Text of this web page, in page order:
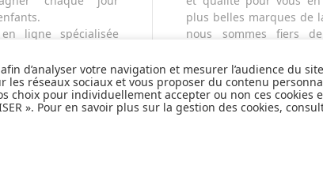
ligne spécialisée
références et une
marques.
l'arrivée d'un
ou faire plaisir à vos
plus belles marques de
nous sommes fiers
sélectives et innovantes
Nobodinoz, Liewood,
Babyzen, Stokke, etc...
Pour mieux vous
choix, retrouvez
d’analyser votre navigation et mesurer l’audience du
les réseaux sociaux et vous proposer du contenu
choix pour individuellement accepter ou non ces cookies
». Pour en savoir plus sur la gestion des cookies,